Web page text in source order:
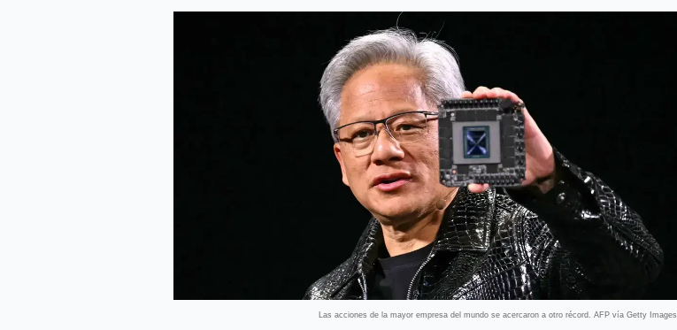
Las acciones de la mayor empresa del mundo se acercaron a otro récord. AFP vía Getty Images